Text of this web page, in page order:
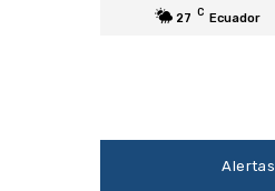
27 C Ecuador
Alertas